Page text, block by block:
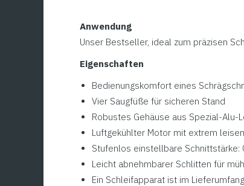
Anwendung
Unser Bestseller, ideal zum präzisen
Eigenschaften
Bedienungskomfort eines
Vier Saugfüße für sicheren Stand
Robustes Gehäuse aus Spezial-Alu-
Luftgekühlter Motor mit extrem
Stufenlos einstellbare Schnittstärke:
Leicht abnehmbarer Schlitten für
Ein Schleifapparat ist im